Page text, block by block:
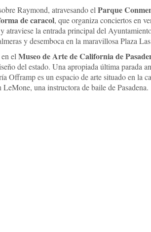
Raymond, atravesando el Parque
de caracol, que organiza conciertos en
atraviese la entrada principal del
y desemboca en la maravillosa Plaza
el Museo de Arte de California de
del estado. Una apropiada última parada
Offramp es un espacio de arte situado en la
una instructora de baile de Pasadena.